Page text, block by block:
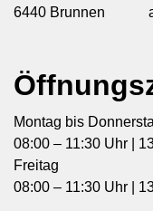
6440 Brunnen
Montag bis
08:00 – 11:30 Uhr |
Freitag
08:00 – 11:30 Uhr |